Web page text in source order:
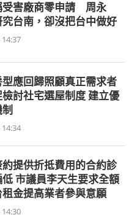
受害廠商零申請 周永
台南，卻沒把台中做好
應回歸照顧真正需求者
討社宅選屋制度 建立優
提供折抵費用的合約診
市議員李天生要求全額
金提高業者參與意願